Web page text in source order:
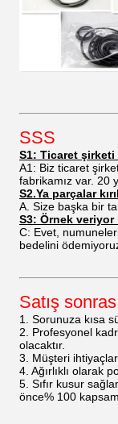
SSS
S1: Ticaret
A1: Biz ticaret
fabrikamız var. 20
S2.Ya parçalar
A. Size başka bir
S3: Örnek veriyor
C: Evet,
bedelini
Satış
1. Sorunuza kısa
2. Profesyonel
olacaktır.
3. Müşteri
4. Ağırlıklı olarak
5. Sıfır kusur
önce% 100